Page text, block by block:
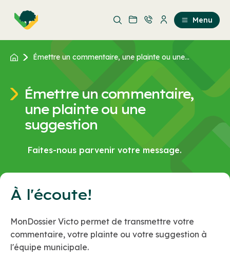
contenu
au
contenu
Menu
Émettre un commentaire, une plainte ou une...
Émettre un commentaire,
une plainte ou une
suggestion
Faites-nous parvenir votre message.
À l'écoute!
MonDossier Victo permet de transmettre votre
commentaire, votre plainte ou votre suggestion à
l'équipe municipale.